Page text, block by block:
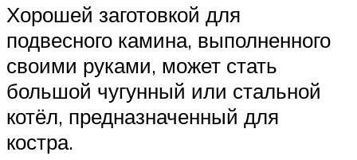
Хорошей заготовкой для
подвесного камина, выполненного
своими руками, может стать
большой чугунный или стальной
котёл, предназначенный для
костра.